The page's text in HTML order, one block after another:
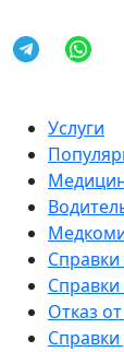
Услуги
Отказ
Справки